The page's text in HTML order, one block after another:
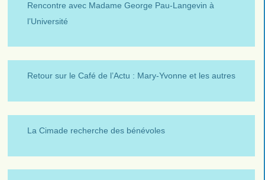
Rencontre avec Madame George Pau-Langevin à
l’Université
Retour sur le Café de l’Actu : Mary-Yvonne et les autres
La Cimade recherche des bénévoles